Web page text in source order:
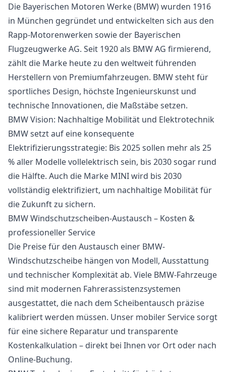
Die Bayerischen Motoren Werke (BMW) wurden 1916
in München gegründet und entwickelten sich aus den
Rapp-Motorenwerken sowie der Bayerischen
Flugzeugwerke AG. Seit 1920 als BMW AG firmierend,
zählt die Marke heute zu den weltweit führenden
Herstellern von Premiumfahrzeugen. BMW steht für
sportliches Design, höchste Ingenieurskunst und
technische Innovationen, die Maßstäbe setzen.
BMW Vision: Nachhaltige Mobilität und Elektrotechnik
BMW setzt auf eine konsequente
Elektrifizierungsstrategie: Bis 2025 sollen mehr als 25
% aller Modelle vollelektrisch sein, bis 2030 sogar rund
die Hälfte. Auch die Marke MINI wird bis 2030
vollständig elektrifiziert, um nachhaltige Mobilität für
die Zukunft zu sichern.
BMW Windschutzscheiben-Austausch – Kosten &
professioneller Service
Die Preise für den Austausch einer BMW-
Windschutzscheibe hängen von Modell, Ausstattung
und technischer Komplexität ab. Viele BMW-Fahrzeuge
sind mit modernen Fahrerassistenzsystemen
ausgestattet, die nach dem Scheibentausch präzise
kalibriert werden müssen. Unser mobiler Service sorgt
für eine sichere Reparatur und transparente
Kostenkalkulation – direkt bei Ihnen vor Ort oder nach
Online-Buchung.